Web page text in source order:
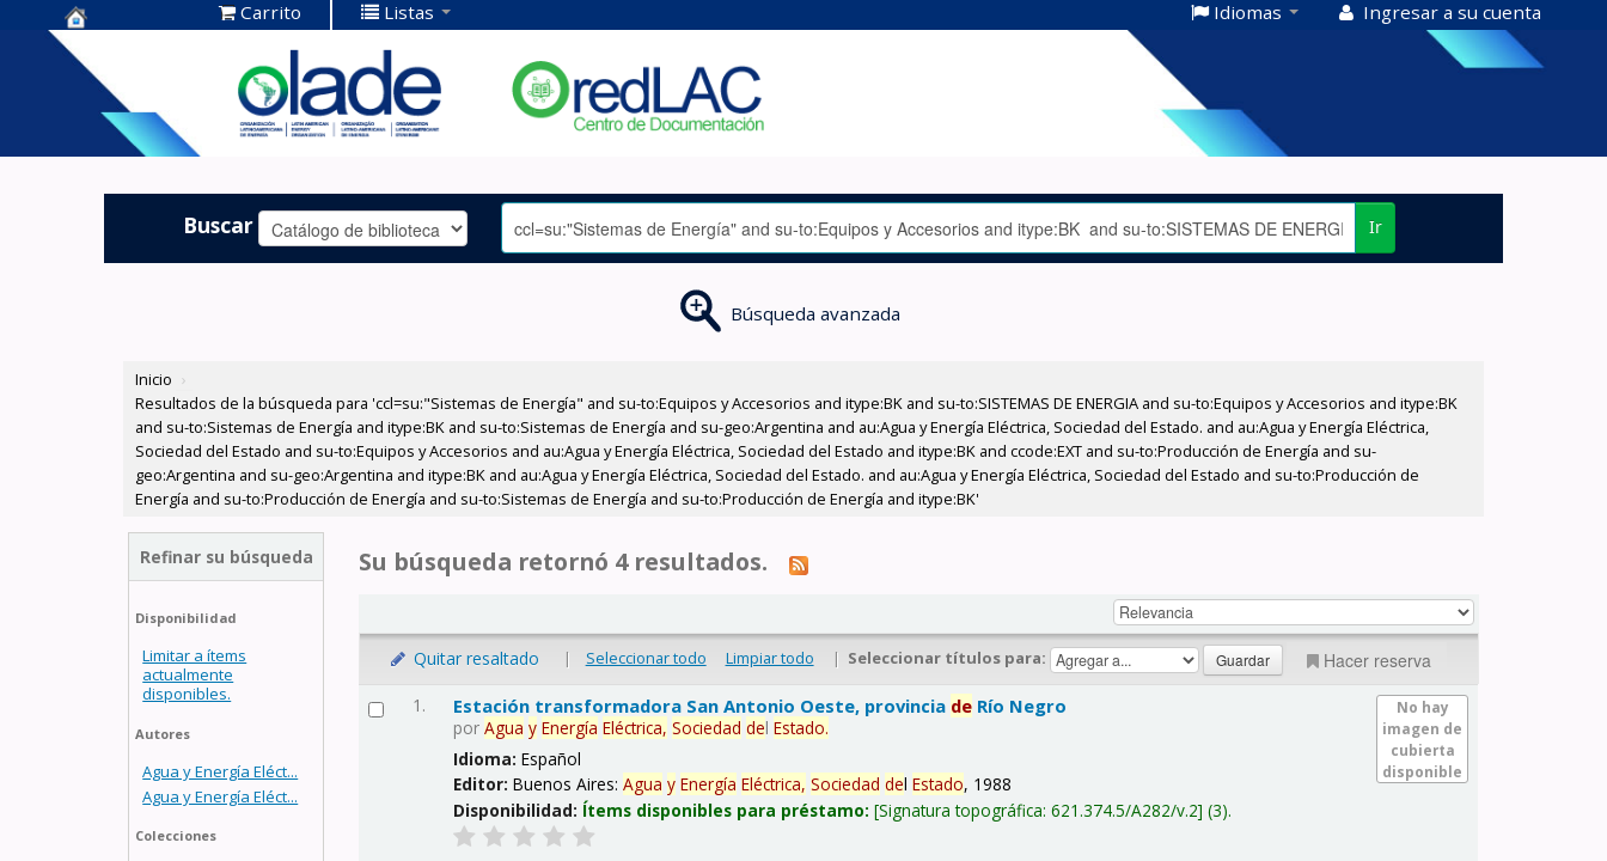
Centro de
Documentación
OLADE -
Carrito Listas Idiomas Ingresar a su cuenta
Buscar Ir
Búsqueda avanzada
Inicio ›
Resultados de la búsqueda para 'ccl=su:"Sistemas de Energía" and su-to:Equipos y Accesorios and itype:BK and su-to:SISTEMAS DE ENERGIA and su-to:Equipos y Accesorios and itype:BK
and su-to:Sistemas de Energía and itype:BK and su-to:Sistemas de Energía and su-geo:Argentina and au:Agua y Energía Eléctrica, Sociedad del Estado. and au:Agua y Energía Eléctrica,
Sociedad del Estado and su-to:Equipos y Accesorios and au:Agua y Energía Eléctrica, Sociedad del Estado and itype:BK and ccode:EXT and su-to:Producción de Energía and su-
geo:Argentina and su-geo:Argentina and itype:BK and au:Agua y Energía Eléctrica, Sociedad del Estado. and au:Agua y Energía Eléctrica, Sociedad del Estado and su-to:Producción de
Energía and su-to:Producción de Energía and su-to:Sistemas de Energía and su-to:Producción de Energía and itype:BK'
Refinar su búsqueda
Disponibilidad
Limitar a ítems
actualmente
disponibles.
Autores
Agua y Energía Eléct...
Agua y Energía Eléct...
Colecciones
Su búsqueda retornó 4 resultados.
Quitar resaltado | Seleccionar todo Limpiar todo | Seleccionar títulos para: Hacer reserva
1.
No hay
imagen de
cubierta
disponible
Estación transformadora San Antonio Oeste, provincia de Río Negro
porAgua y Energía Eléctrica, Sociedad delEstado.
Idioma:Español
Editor:Buenos Aires:Agua y Energía Eléctrica, Sociedad delEstado, 1988
Disponibilidad: Ítems disponibles para préstamo: Signatura topográfica:621.374.5/A282/v.2 (3).